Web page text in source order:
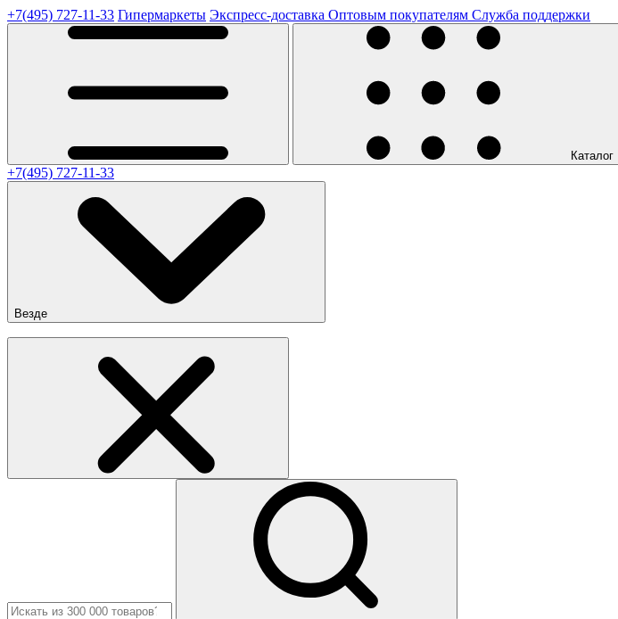
+7(495) 727-11-33 Гипермаркеты Экспресс-доставка Оптовым покупателям Служба поддержки
Каталог
+7(495) 727-11-33
Везде